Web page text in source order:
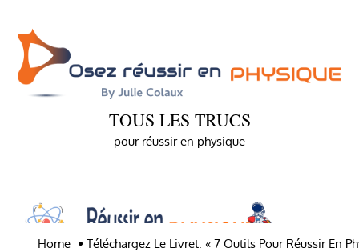
content
TOUS LES TRUCS
pour réussir en physique
Home
Téléchargez Le Livret: « 7 Outils Pour Réussir En